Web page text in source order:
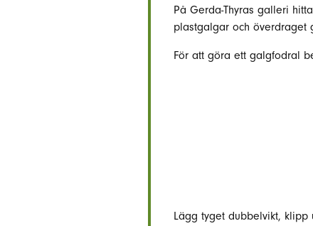
På Gerda-Thyras galleri
plastgalgar och överdraget
För att göra ett galgfodral
Lägg tyget dubbelvikt,